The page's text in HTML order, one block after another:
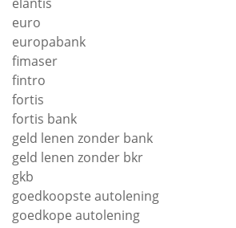
euro
europabank
fimaser
fintro
fortis
fortis bank
geld lenen zonder bank
geld lenen zonder bkr
gkb
goedkoopste autolening
goedkope autolening